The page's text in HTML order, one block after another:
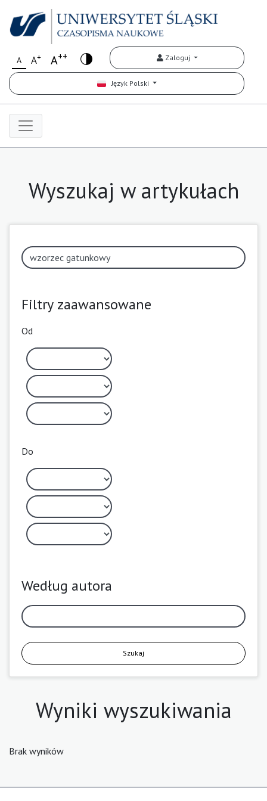
A A+ A++ Zaloguj
Język Polski
Wyszukaj w artykułach
Filtry zaawansowane
Od
Do
Według autora
Szukaj
Wyniki wyszukiwania
Brak wyników